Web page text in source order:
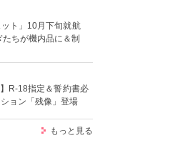
ト」10月下旬就航
ちが機内品に＆制
R-18指定＆誓約書必
ョン「残像」登場
もっと見る